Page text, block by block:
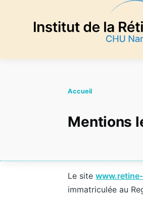
Accueil
Mentions
Le site
immatriculée au